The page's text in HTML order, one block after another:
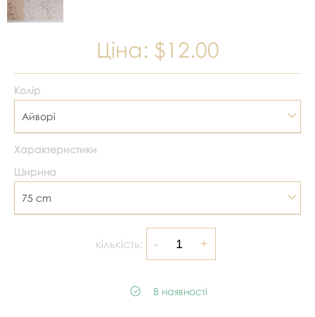
Ціна: $12.00
Колір
Айворі
Характеристики
Ширина
75 cm
кількість:
В наявності